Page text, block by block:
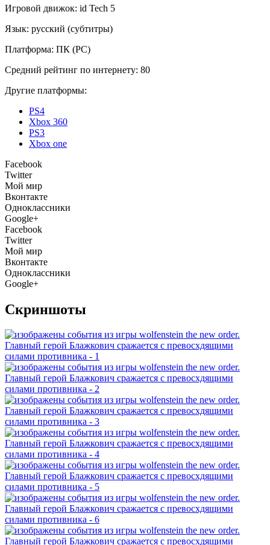
Игровой движок: id Tech 5
Язык: русский (субтитры)
Платформа: ПК (PC)
Средний рейтинг по интернету: 80
Другие платформы:
PS4
Xbox 360
PS3
Xbox one
Facebook
Twitter
Мой мир
Вконтакте
Одноклассники
Google+
Facebook
Twitter
Мой мир
Вконтакте
Одноклассники
Google+
Скриншоты